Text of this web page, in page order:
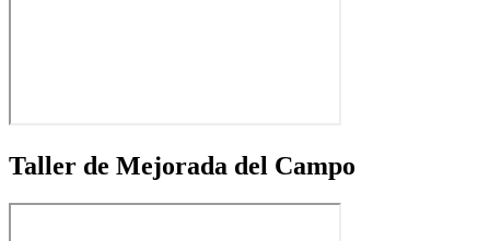
Taller de Mejorada del Campo